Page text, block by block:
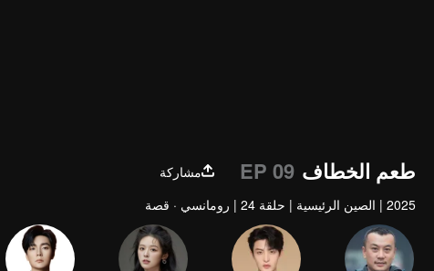
طعم الخطاف EP 09
مشاركة
2025
| الصين الرئيسية | حلقة 24 | رومانسي · قصة